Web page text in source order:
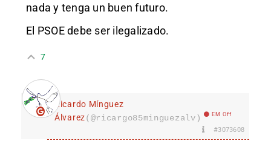
nada y tenga un buen futuro.
El PSOE debe ser ilegalizado.
7
Ricardo Mínguez
Álvarez(@ricargo85minguezalv) EM Off
#3073608